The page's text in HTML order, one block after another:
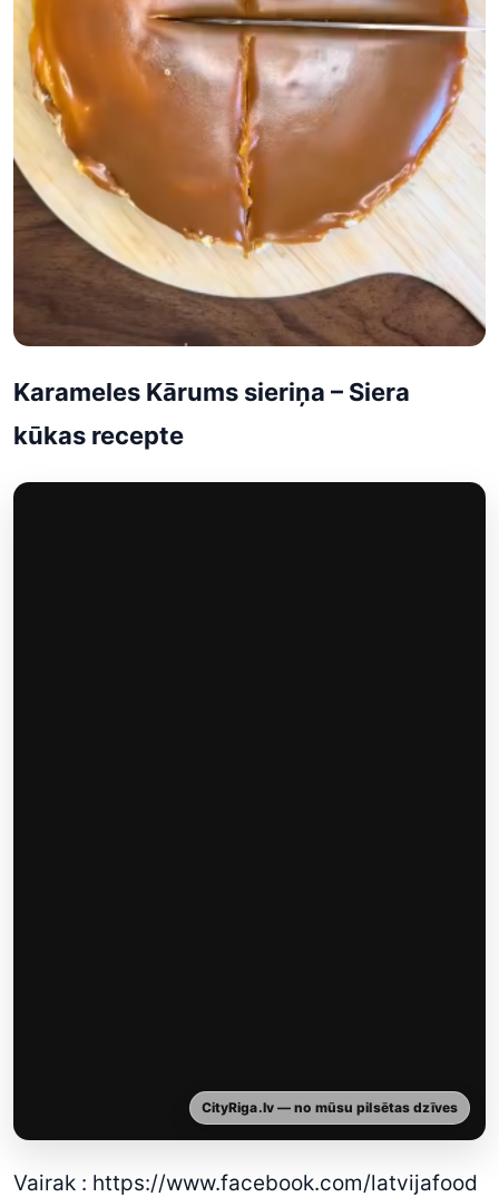
Karameles Kārums sieriņa – Siera
kūkas recepte
CityRiga.lv — no mūsu pilsētas dzīves
Vairak : https://www.facebook.com/latvijafood